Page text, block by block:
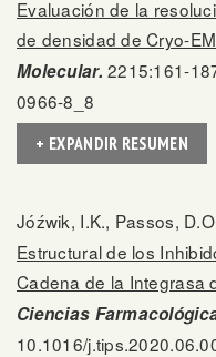
Evaluación de la
de densidad de Cryo-
Molecular. 2215:161-
0966-8_8
+ EXPANDIR RESUMEN
Jóźwik, I.K., Passos,
Estructural de los
Cadena de la Integrasa
Ciencias
10.1016/